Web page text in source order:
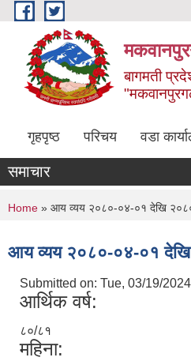
Skip to main content
बागमती
गृहपृष्ठ परिचय वडा
समाचार
You are here
Home » आय व्यय २०८०-०४-०१ देखि
आय व्यय २०८०-०४-०१
Submitted on: Tue, 03/19/
आर्थिक वर्ष:
८०/८१
महिना: